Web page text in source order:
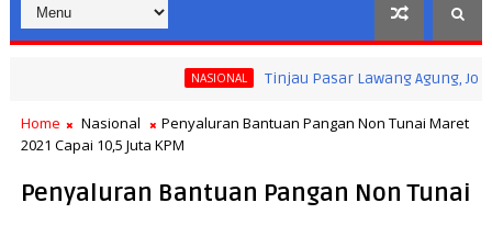
Tinjau Pasar Lawang Agung, Jokowi
Home Nasional
Penyaluran Bantuan Pangan Non Tunai Maret
2021 Capai 10,5 Juta KPM
Penyaluran Bantuan Pangan Non Tunai